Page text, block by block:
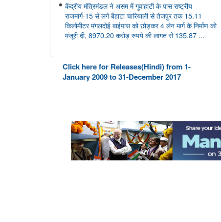
केंद्रीय मंत्रिमंडल ने असम में गुवाहाटी के पास राष्ट्रीय
राजमार्ग-15 से लगे बैहाटा चारियाली से तेजपुर तक 15.11
किलोमीटर मंगलदोई बाईपास को छोड़कर 4 लेन मार्ग के निर्माण को
मंजूरी दी, 8970.20 करोड़ रुपये की लागत से 135.87 ...
आयुष
केंद्रीय आयुष मंत्री श्री प्रतापराव जाधव ने सीसीआरएएस की
27वीं शासी निकाय बैठक की अध्यक्षता की
डॉ. जितेंद्र सिंह ने राज्यसभा को गगनयान मिशन और भारत के
मानव अंतरिक्ष अन्वेषण रोडमैप की प्रमुख उपलब्धियों की जानकारी
संसद प्रश्न: वैश्विक प्रक्षेपण बाजार में भारत की स्थिति
Click here for Releases(Hindi) from 1-
January 2009 to 31-December 2017